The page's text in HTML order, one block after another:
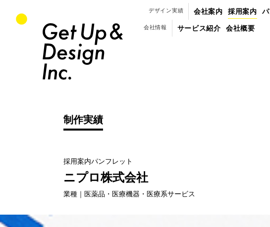
デザイン実績 会社案内 採用案内
会社情報 サービス紹介 会社概要
制作実績
採用案内パンフレット
（
業種｜医薬品・医療機器・医療系サービス
ニプロ株式会社